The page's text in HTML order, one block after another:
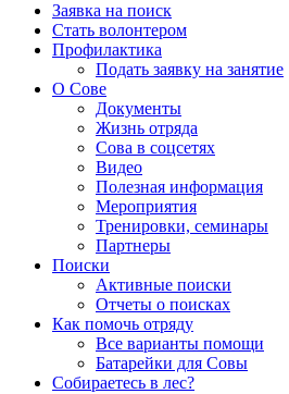
Заявка на поиск
Стать волонтером
Профилактика
Подать заявку на занятие
О Сове
Документы
Жизнь отряда
Сова в соцсетях
Видео
Полезная информация
Мероприятия
Тренировки, семинары
Партнеры
Поиски
Активные поиски
Отчеты о поисках
Как помочь отряду
Все варианты помощи
Батарейки для Совы
Собираетесь в лес?